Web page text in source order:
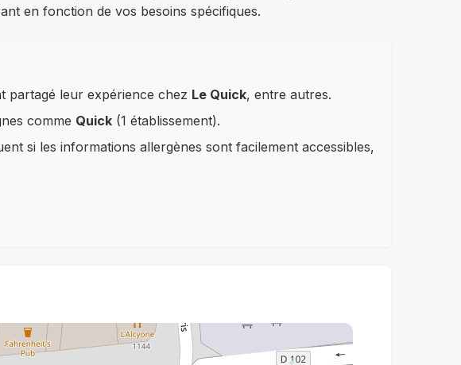
en fonction de vos besoins spécifiques.
partagé leur expérience chez Le Quick, entre autres.
comme Quick (1 établissement).
si les informations allergènes sont facilement accessibles,